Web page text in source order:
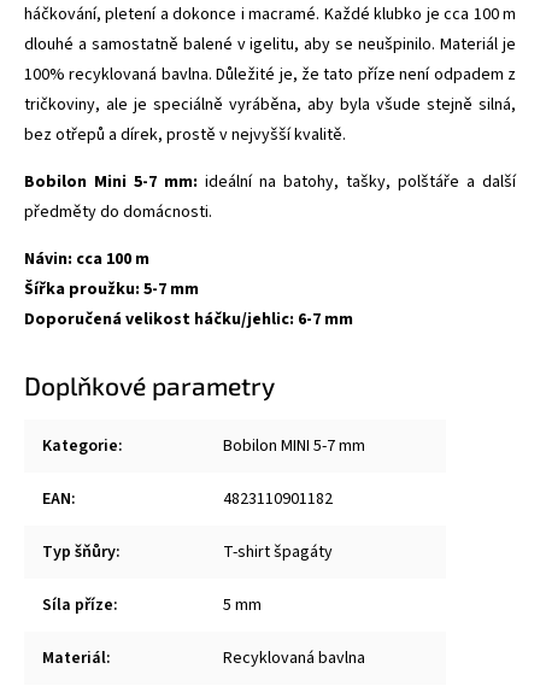
háčkování, pletení a dokonce i macramé. Každé klubko je cca 100 m
dlouhé a samostatně balené v igelitu, aby se neušpinilo. Materiál je
100% recyklovaná bavlna. Důležité je, že tato příze není odpadem z
tričkoviny, ale je speciálně vyráběna, aby byla všude stejně silná,
bez otřepů a dírek, prostě v nejvyšší kvalitě.
Bobilon Mini 5-7 mm: ideální na batohy, tašky, polštáře a další
předměty do domácnosti.
Návin: cca 100 m
Šířka proužku: 5-7 mm
Doporučená velikost háčku/jehlic: 6-7 mm
Doplňkové parametry
Kategorie: Bobilon MINI 5-7 mm
EAN: 4823110901182
Typ šňůry: T-shirt špagáty
Síla příze: 5 mm
Materiál: Recyklovaná bavlna